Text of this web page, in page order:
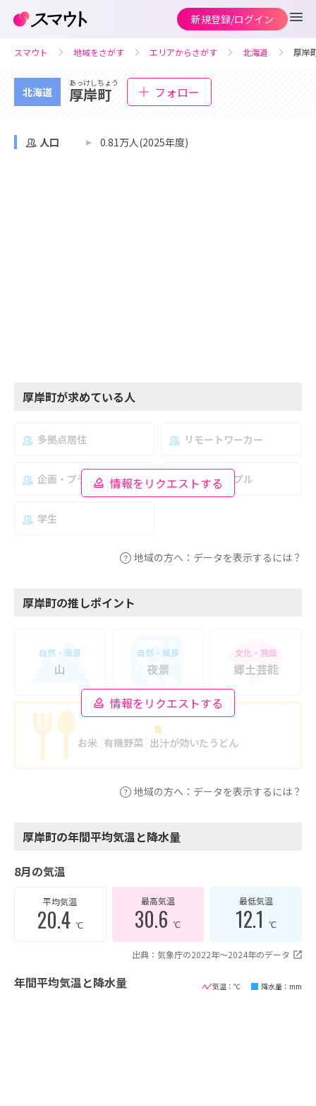
新規登録/ログイン
スマウト 地域をさがす エリアからさがす 北海道 厚岸
北海道
あっけしちょう
厚岸町 フォロー
人口 0.81万人(2025年度)
厚岸町が求めている人
情報をリクエストする
多拠点居住 リモートワーカー
企画・プランナー 夫婦・カップル
学生
地域の方へ：データを表示するには？
厚岸町の推しポイント
情報をリクエストする
自然・風景
山
自然・風景
夜景
文化・施設
郷土芸能
食
お米 有機野菜 出汁が効いたうどん
地域の方へ：データを表示するには？
厚岸町の年間平均気温と降水量
8月の気温
平均気温
20.4 ℃
最高気温
30.6℃
最低気温
12.1 ℃
出典：気象庁の2022年〜2024年のデータ
年間平均気温と降水量 気温：℃ 降水量：mm